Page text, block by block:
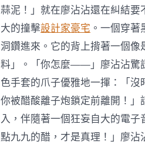
蒜泥！」就在廖沾沾還在糾結
大的撞擊設計家豪宅 。一個穿
洞鑽進來。它的背上揹著一個
料」。「你怎麼——」廖沾沾驚
色手套的爪子優雅地一揮：「
你被醋酸離子炮鎖定前離開！
入，伴隨著一個狂妄自大的電
點九九的醋，才是真理！」廖